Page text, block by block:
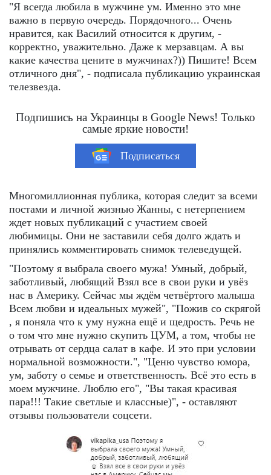
"Я всегда любила в мужчине ум. Именно это мне
важно в первую очередь. Порядочного... Очень
нравится, как Василий относится к другим, -
корректно, уважительно. Даже к мерзавцам. А вы
какие качества цените в мужчинах?)) Пишите! Всем
отличного дня", - подписала публикацию украинская
телезвезда.
Подпишись на Украинцы в Google News! Только
самые яркие новости!
Подписаться
Многомиллионная публика, которая следит за всеми
постами и личной жизнью Жанны, с нетерпением
ждет новых публикаций с участием своей
любимицы. Они не заставили себя долго ждать и
принялись комментировать снимок телеведущей.
"Поэтому я выбрала своего мужа! Умный, добрый,
заботливый, любящий Взял все в свои руки и увёз
нас в Америку. Сейчас мы ждём четвёртого малыша
Всем любви и идеальных мужей", "Пожив со скрягой
, я поняла что к уму нужна ещё и щедрость. Речь не
о том что мне нужно скупить ЦУМ, а том, чтобы не
отрывать от сердца салат в кафе. И это при условии
нормальной возможности.", "Ценю чувство юмора,
ум, заботу о семье и ответственность. Всё это есть в
моем мужчине. Люблю его", "Вы такая красивая
пара!!! Такие светлые и классные)", - оставляют
отзывы пользователи соцсети.